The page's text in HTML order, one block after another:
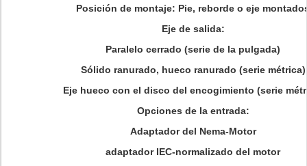
Posición de montaje: Pie, reborde o eje
Eje de salida:
Paralelo cerrado (serie de la pulgada)
Sólido ranurado, hueco ranurado (serie métrica)
Eje hueco con el disco del encogimiento (serie
Opciones de la entrada:
Adaptador del Nema-Motor
adaptador IEC-normalizado del motor